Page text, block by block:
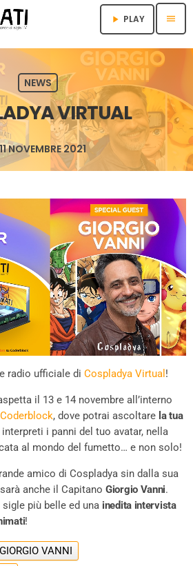
play_arrow PLAY menu
NEWS
VIRTUAL
NOVEMBRE 2021
radio ufficiale di Cospladya Virtual !
il 13 e 14 novembre all’interno
Coderblock, dove potrai ascoltare la tua
i panni del tuo avatar, nella
al mondo del fumetto… e non solo!
amico di Cospladya sin dalla sua
anche il Capitano Giorgio Vanni.
più belle ed una inedita intervista
!
GIORGIO VANNI